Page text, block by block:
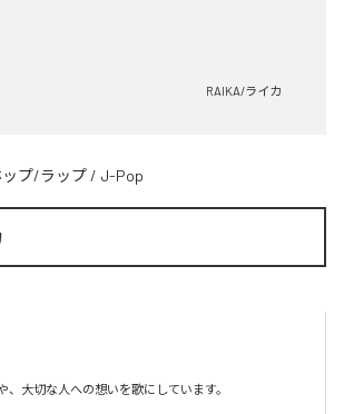
RAIKA/ライカ
ップ/ラップ / J-Pop
、大切な人への想いを歌にしています。